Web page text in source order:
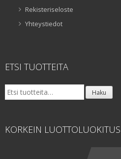
Rekisteriseloste
Yhteystiedot
ETSI TUOTTEITA
Etsi: Haku
KORKEIN LUOTTOLUOKITUS